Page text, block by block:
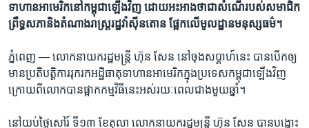
ទាហាន​អាមេរិក​នៅ​កម្ពុជា​​ឡើងវិញ​ ដោយ​អះអាង​ថា​ជា​សំណើ​របស់​សមាជិក​
ព្រឹទ្ធសភា​និង​តំណាងរាស្រ្ត​រដ្ឋ​វ៉ាស៊ីនតោន ផ្អែក​លើ​មូលដ្ឋាន​មនុស្សធម៌។
ភ្នំពេញ — លោក​នាយក​រដ្ឋមន្រ្តី​ ​ហ៊ុន សែន​ ​នៅ​ចុង​សប្តាហ៍​នេះ​ ​បាន​បើក​ឲ្យ​
មាន​ប្រតិបត្តិការ​រុករក​អដ្ឋិធាតុ​ទាហាន​អាមេរិកក្នុង​ប្រទេស​កម្ពុជា​ឡើង​វិញ​ ​
ក្រោយ​ពី​លោក​បាន​ផ្អាក​កម្មវិធី​នេះ​អស់​រយៈ​ពេល​ជាង​មួយ​ឆ្នាំ​។​
​នៅ​យប់​ថ្ងៃសៅរ៍​ ​ទី១៣ ​ខែ​តុលា​ ​លោក​នាយក​រដ្ឋមន្រ្តី​ ​ហ៊ុន សែន​ ​បាន​បង្ហោះ​